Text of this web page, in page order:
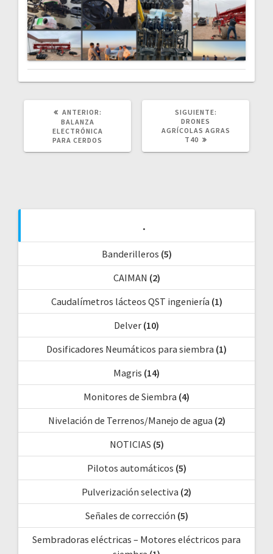
ANTERIOR:
BALANZA
ELECTRÓNICA
PARA CERDOS
SIGUIENTE:
DRONES
AGRÍCOLAS AGRAS
T40
.
Banderilleros (5)
CAIMAN (2)
Caudalímetros lácteos QST ingeniería (1)
Delver (10)
Dosificadores Neumáticos para siembra (1)
Magris (14)
Monitores de Siembra (4)
Nivelación de Terrenos/Manejo de agua (2)
NOTICIAS (5)
Pilotos automáticos (5)
Pulverización selectiva (2)
Señales de corrección (5)
Sembradoras eléctricas – Motores eléctricos para